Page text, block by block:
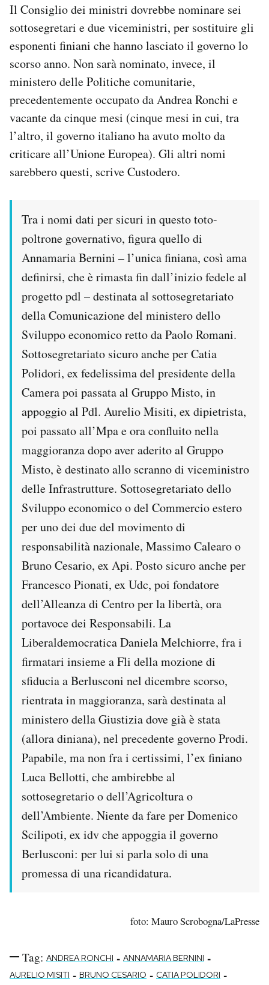
Il Consiglio dei ministri dovrebbe nominare sei
sottosegretari e due viceministri, per sostituire gli
esponenti finiani che hanno lasciato il governo lo
scorso anno. Non sarà nominato, invece, il
ministero delle Politiche comunitarie,
precedentemente occupato da Andrea Ronchi e
vacante da cinque mesi (cinque mesi in cui, tra
l’altro, il governo italiano ha avuto molto da
criticare all’Unione Europea). Gli altri nomi
sarebbero questi, scrive Custodero.
Tra i nomi dati per sicuri in questo toto-
poltrone governativo, figura quello di
Annamaria Bernini – l’unica finiana, così ama
definirsi, che è rimasta fin dall’inizio fedele al
progetto pdl – destinata al sottosegretariato
della Comunicazione del ministero dello
Sviluppo economico retto da Paolo Romani.
Sottosegretariato sicuro anche per Catia
Polidori, ex fedelissima del presidente della
Camera poi passata al Gruppo Misto, in
appoggio al Pdl. Aurelio Misiti, ex dipietrista,
poi passato all’Mpa e ora confluito nella
maggioranza dopo aver aderito al Gruppo
Misto, è destinato allo scranno di viceministro
delle Infrastrutture. Sottosegretariato dello
Sviluppo economico o del Commercio estero
per uno dei due del movimento di
responsabilità nazionale, Massimo Calearo o
Bruno Cesario, ex Api. Posto sicuro anche per
Francesco Pionati, ex Udc, poi fondatore
dell’Alleanza di Centro per la libertà, ora
portavoce dei Responsabili. La
Liberaldemocratica Daniela Melchiorre, fra i
firmatari insieme a Fli della mozione di
sfiducia a Berlusconi nel dicembre scorso,
rientrata in maggioranza, sarà destinata al
ministero della Giustizia dove già è stata
(allora diniana), nel precedente governo Prodi.
Papabile, ma non fra i certissimi, l’ex finiano
Luca Bellotti, che ambirebbe al
sottosegretario o dell’Agricoltura o
dell’Ambiente. Niente da fare per Domenico
Scilipoti, ex idv che appoggia il governo
Berlusconi: per lui si parla solo di una
promessa di una ricandidatura.
foto: Mauro Scrobogna/LaPresse
Tag: ANDREA RONCHI - ANNAMARIA BERNINI -
AURELIO MISITI - BRUNO CESARIO - CATIA POLIDORI -